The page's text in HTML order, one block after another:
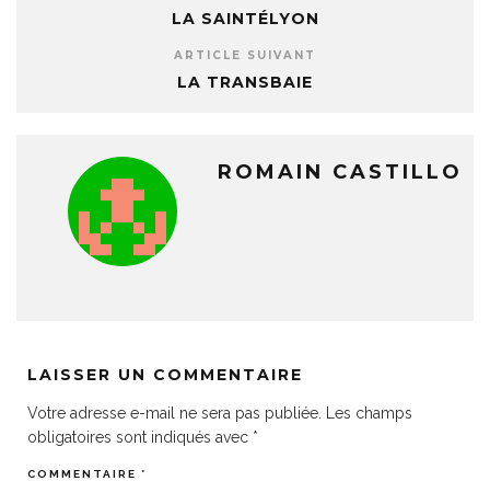
LA SAINTÉLYON
ARTICLE SUIVANT
LA TRANSBAIE
ROMAIN CASTILLO
LAISSER UN COMMENTAIRE
Votre adresse e-mail ne sera pas publiée.
Les champs
obligatoires sont indiqués avec *
COMMENTAIRE *